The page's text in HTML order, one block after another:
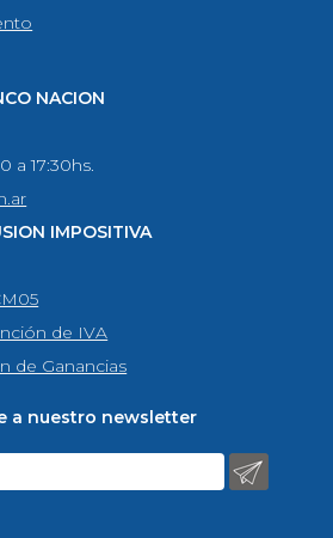
NACION
a 17:30hs.
IMPOSITIVA
de IVA
de Ganancias
a nuestro newsletter